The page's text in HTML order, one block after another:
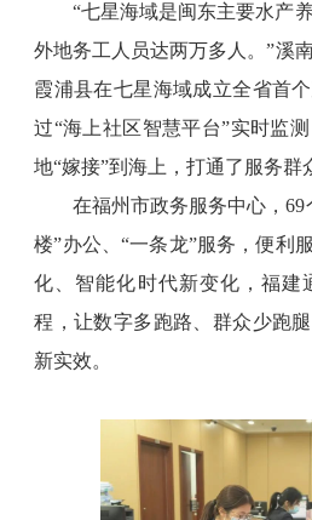
“七星海域是闽东主要水产
外地务工人员达两万多人。”溪
霞浦县在七星海域成立全省首
过“海上社区智慧平台”实时监
地“嫁接”到海上，打通了服务群
在福州市政务服务中心，
楼”办公、“一条龙”服务，便利
化、智能化时代新变化，福建
程，让数字多跑路、群众少跑
新实效。